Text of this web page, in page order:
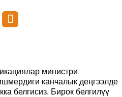
министри
канчалык деңгээлде
белгисиз. Бирок белгилүү